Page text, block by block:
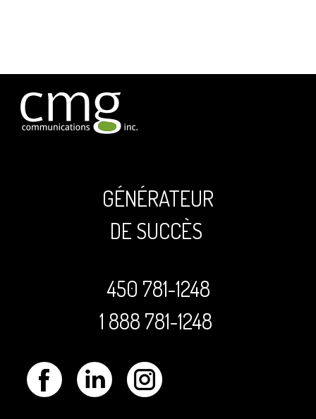
GÉNÉRATEUR
DE SUCCÈS
450 781-1248
1 888 781-1248